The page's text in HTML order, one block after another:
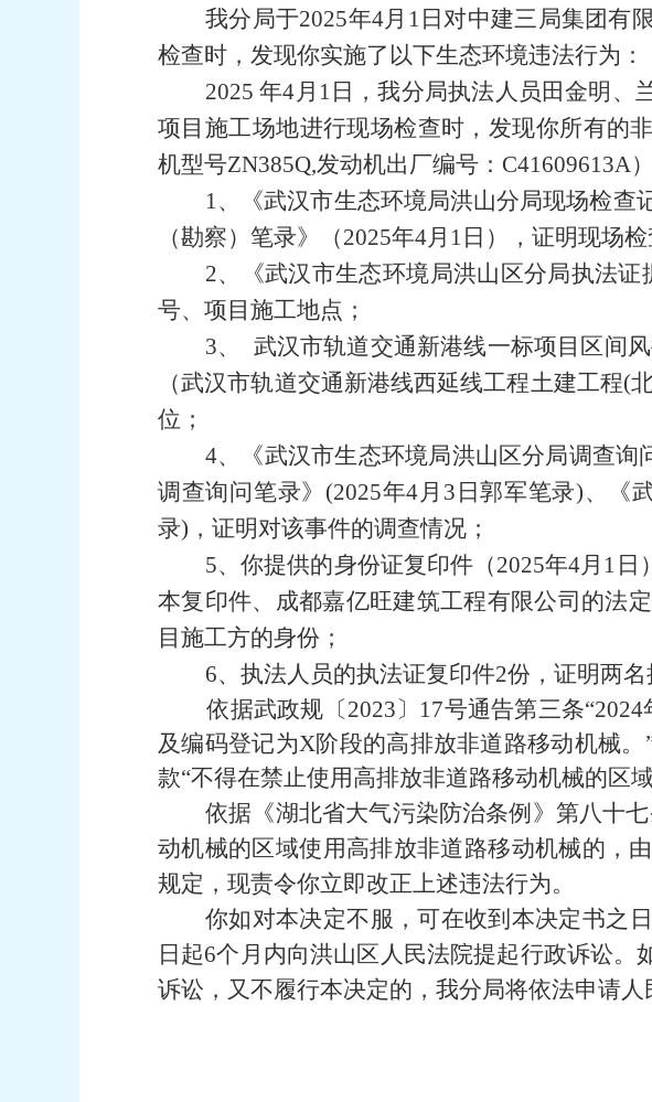
我分局于2025年4月1日对中建三局集团有
检查时 ，发现你实施了以下生态环境违法行为：
2025 年4月1日，我分局执法人员田金明
项目施工场地进行现场检查时，发现你所有的
机型号ZN385Q,发动机出厂编号：C41609613A
1、
《武汉市生态环境局洪山分局现场检查
（勘察）笔录》（2025年4月1日），证明现场
2、
《武汉市生态环境局洪山区分局执法证
号、项目施工地点；
3、
武汉市轨道交通新港线一标项目区间
（武汉市轨道交通新港线西延线工程土建工程(
位；
4、
《武汉市生态环境局洪山区分局调查询
调查询问笔录》(2025年4月3日郭军笔录)、《
录)，证明对该事件的调查情况；
5、你提供的身份证复印件（2025年4月1日
本复印件、成都嘉亿旺建筑工程有限公司的法
目施工方的身份；
6、 执法人员的执法证复印件2份，证明两名
依据武政规〔2023〕17号通告第三条
及编码登记为X阶段的高排放非道路移动机械
款“不得在禁止使用高排放非道路移动机械的区
依据《湖北省大气污染防治条例》第八十
动机械的区域使用高排放非道路移动机械的，
规定，现责令你立即改正上述违法行为。
你如对本决定不服，可在收到本决定书之
日起6个月内向洪山区人民法院提起行政诉讼
诉讼，又不履行本决定的，我分局将依法申请人